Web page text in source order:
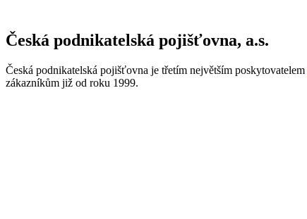
Česká podnikatelská pojišťovna, a.s.
Česká podnikatelská pojišťovna je třetím největším poskytovatelem
zákazníkům již od roku 1999.